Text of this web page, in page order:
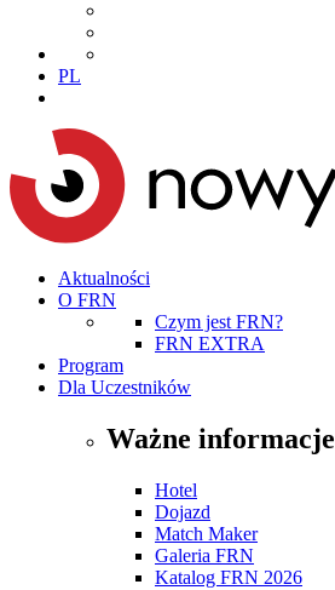
PL
Aktualności
O FRN
Czym jest FRN?
FRN EXTRA
Program
Dla Uczestników
Ważne informacje
Hotel
Dojazd
Match Maker
Galeria FRN
Katalog FRN 2026